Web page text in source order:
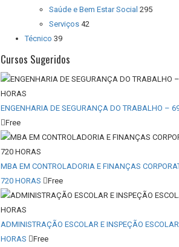
Saúde e Bem Estar Social 295
Serviços 42
Técnico 39
Cursos Sugeridos
ENGENHARIA DE SEGURANÇA DO TRABALHO –
Free
MBA EM CONTROLADORIA E FINANÇAS
720 HORAS
Free
ADMINISTRAÇÃO ESCOLAR E INSPEÇÃO
HORAS
Free